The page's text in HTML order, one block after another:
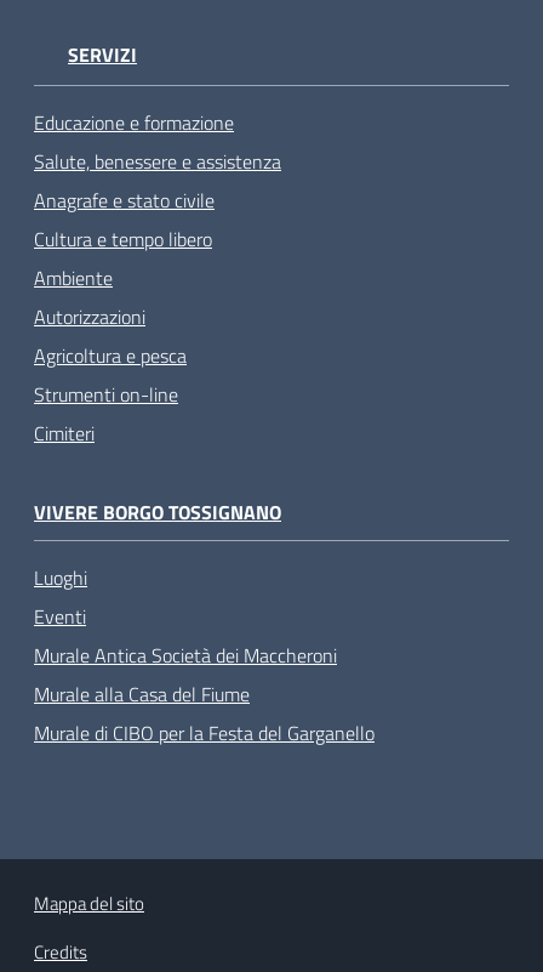
SERVIZI
Educazione e formazione
Salute, benessere e assistenza
Anagrafe e stato civile
Cultura e tempo libero
Ambiente
Autorizzazioni
Agricoltura e pesca
Strumenti on-line
Cimiteri
VIVERE BORGO TOSSIGNANO
Luoghi
Eventi
Murale Antica Società dei Maccheroni
Murale alla Casa del Fiume
Murale di CIBO per la Festa del Garganello
Mappa del sito
Credits